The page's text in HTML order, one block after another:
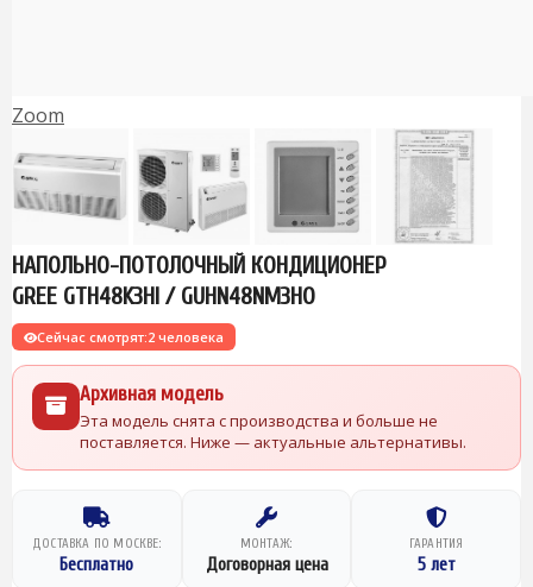
Zoom
НАПОЛЬНО-ПОТОЛОЧНЫЙ КОНДИЦИОНЕР
GREE GTH48K3HI / GUHN48NM3HO
Сейчас смотрят:2 человека
Архивная модель
Эта модель снята с производства и больше не
поставляется. Ниже — актуальные альтернативы.
ДОСТАВКА ПО МОСКВЕ:
Бесплатно
МОНТАЖ:
Договорная цена
ГАРАНТИЯ
5 лет